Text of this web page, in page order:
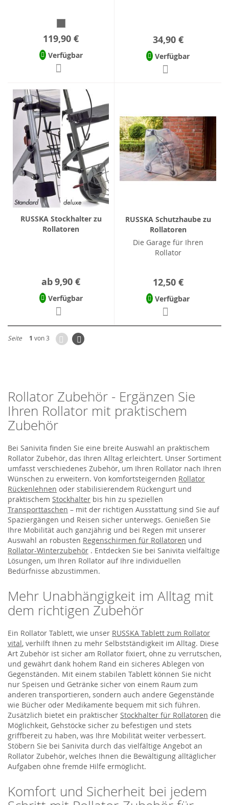
119,90 €
Verfügbar
34,90 €
Verfügbar
RUSSKA Stockhalter zu
Rollatoren
ab9,90 €
Verfügbar
RUSSKA Schutzhaube zu
Rollatoren
Die Garage für Ihren
Rollator
12,50 €
Verfügbar
Seite 1 von 3 ZurückSeite
Weiter
Rollator Zubehör - Ergänzen Sie
Ihren Rollator mit praktischem
Zubehör
Bei Sanivita finden Sie eine breite Auswahl an praktischem
Rollator Zubehör, das Ihren Alltag erleichtert. Unser Sortiment
umfasst verschiedenes Zubehör, um Ihren Rollator nach Ihren
Wünschen zu erweitern. Von komfortsteigernden Rollator
Rückenlehnen oder stabilisierendem Rückengurt und
praktischem Stockhalter bis hin zu speziellen
Transporttaschen – mit der richtigen Ausstattung sind Sie auf
Spaziergängen und Reisen sicher unterwegs. Genießen Sie
Ihre Mobilität auch ganzjährig und bei Regen mit unserer
Auswahl an robusten Regenschirmen für Rollatoren und
Rollator-Winterzubehör . Entdecken Sie bei Sanivita vielfältige
Lösungen, um Ihren Rollator auf Ihre individuellen
Bedürfnisse abzustimmen.
Mehr Unabhängigkeit im Alltag mit
dem richtigen Zubehör
Ein Rollator Tablett, wie unser RUSSKA Tablett zum Rollator
vital, verhilft Ihnen zu mehr Selbstständigkeit im Alltag. Diese
Art Zubehör ist sicher am Rollator fixiert, ohne zu verrutschen,
und gewährt dank hohem Rand ein sicheres Ablegen von
Gegenständen. Mit einem stabilen Tablett können Sie nicht
nur Speisen und Getränke sicher von einem Raum zum
anderen transportieren, sondern auch andere Gegenstände
wie Bücher oder Medikamente bequem mit sich führen.
Zusätzlich bietet ein praktischer Stockhalter für Rollatoren die
Möglichkeit, Gehstöcke sicher zu befestigen und stets
griffbereit zu haben, was Ihre Mobilität weiter verbessert.
Stöbern Sie bei Sanivita durch das vielfältige Angebot an
Rollator Zubehör, welches Ihnen die Bewältigung alltäglicher
Aufgaben ohne fremde Hilfe ermöglicht.
Komfort und Sicherheit bei jedem